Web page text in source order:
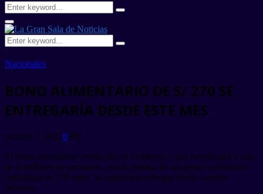
Search
for:
Search
Primary
Menu
Search
for:
Search
Nacionales
BONO ALIMENTARIO DE S/ 270 SE
ENTREGARÍA DESDE ESTE MES
octubre 3, 20220306
El bono alimentario creado por el Gobierno y que beneficiará a más
de 4 millones de peruanos, con la entrega de un apoyo económico
individual de 270 soles, se empezaría entregar desde octubre
próximo.